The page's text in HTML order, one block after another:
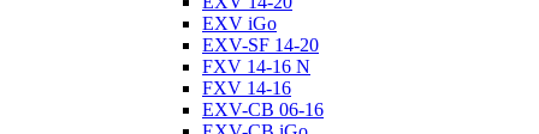
EXV iGo
EXV-SF 14-20
FXV 14-16 N
FXV 14-16
EXV-CB 06-16